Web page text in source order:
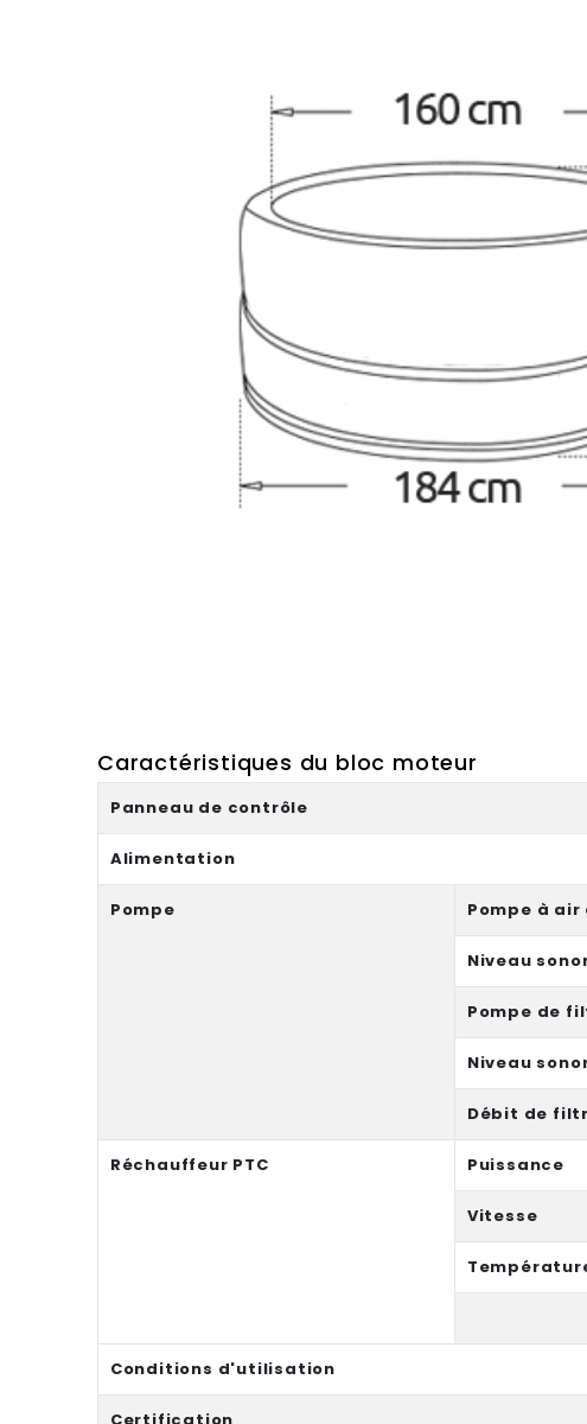
Caractéristiques du bloc moteur
Panneau de contrôle
Alimentation
Pompe Pompe à
Niveau
Pompe de
Niveau
Débit de
Réchauffeur PTC Puissance
Vitesse
Conditions d'utilisation